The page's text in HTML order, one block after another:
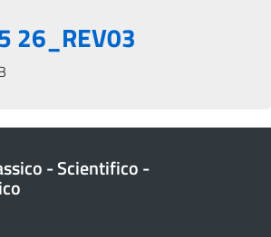
26_REV03
- Scientifico -